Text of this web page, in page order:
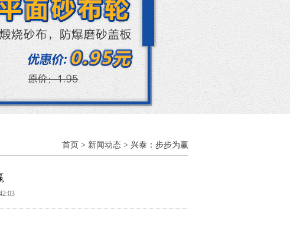
首页 > 新闻动态 > 兴泰：步步为赢